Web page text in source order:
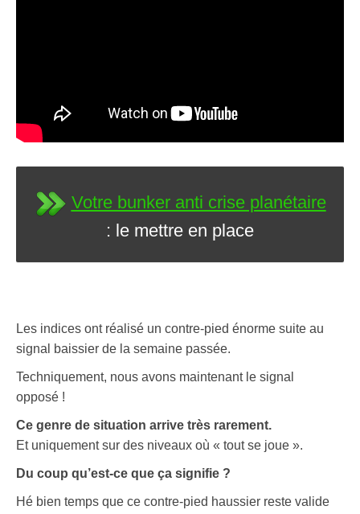
Votre bunker anti crise planétaire
: le mettre en place
Les indices ont réalisé un contre-pied énorme suite au
signal baissier de la semaine passée.
Techniquement, nous avons maintenant le signal
opposé !
Ce genre de situation arrive très rarement.
Et uniquement sur des niveaux où « tout se joue ».
Du coup qu’est-ce que ça signifie ?
Hé bien temps que ce contre-pied haussier reste valide